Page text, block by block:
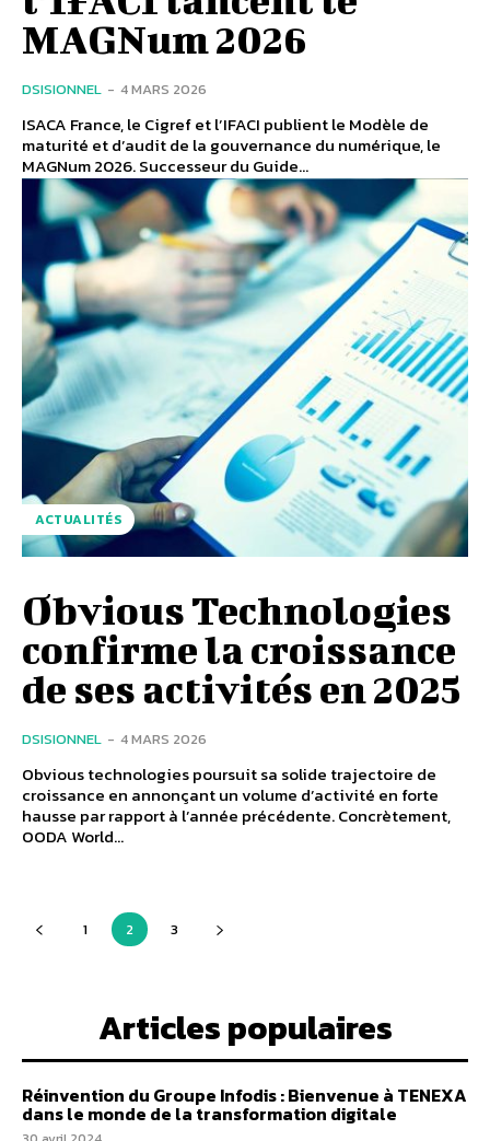
MAGNum 2026
DSISIONNEL - 4 MARS 2026
ISACA France, le Cigref et l’IFACI publient le Modèle de
maturité et d’audit de la gouvernance du numérique, le
MAGNum 2026. Successeur du Guide...
ACTUALITÉS
Obvious Technologies
confirme la croissance
de ses activités en 2025
DSISIONNEL - 4 MARS 2026
Obvious technologies poursuit sa solide trajectoire de
croissance en annonçant un volume d’activité en forte
hausse par rapport à l’année précédente. Concrètement,
OODA World...
1 2 3
Articles populaires
Réinvention du Groupe Infodis : Bienvenue à TENEXA
dans le monde de la transformation digitale